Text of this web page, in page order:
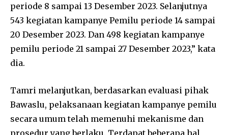
periode 8 sampai 13 Desember 2023. Selanjutnya
543 kegiatan kampanye Pemilu periode 14 sampai
20 Desember 2023. Dan 498 kegiatan kampanye
pemilu periode 21 sampai 27 Desember 2023,” kata
dia.
Tamri melanjutkan, berdasarkan evaluasi pihak
Bawaslu, pelaksanaan kegiatan kampanye pemilu
secara umum telah memenuhi mekanisme dan
prosedur yang berlaku. Terdapat beberapa hal